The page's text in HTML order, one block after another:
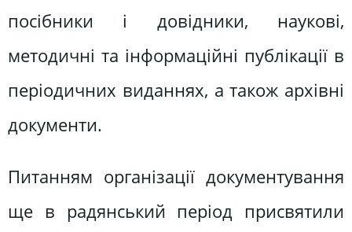
посібники і довідники, наукові,
методичні та інформаційні публікації в
періодичних виданнях, а також архівні
документи.
Питанням організації документування
ще в радянський період присвятили